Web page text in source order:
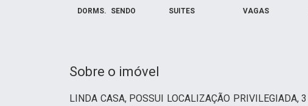
DORMS. SENDO SUITES VAGAS
Sobre o imóvel
LINDA CASA, POSSUI LOCALIZAÇÃO PRIVILEGIADA,